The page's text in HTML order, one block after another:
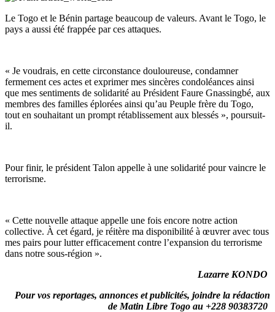
Le Togo et le Bénin partage beaucoup de valeurs. Avant le Togo, le
pays a aussi été frappée par ces attaques.
« Je voudrais, en cette circonstance douloureuse, condamner
fermement ces actes et exprimer mes sincères condoléances ainsi
que mes sentiments de solidarité au Président Faure Gnassingbé, aux
membres des familles éplorées ainsi qu’au Peuple frère du Togo,
tout en souhaitant un prompt rétablissement aux blessés », poursuit-
il.
Pour finir, le président Talon appelle à une solidarité pour vaincre le
terrorisme.
« Cette nouvelle attaque appelle une fois encore notre action
collective. À cet égard, je réitère ma disponibilité à œuvrer avec tous
mes pairs pour lutter efficacement contre l’expansion du terrorisme
dans notre sous-région ».
Lazarre KONDO
Pour vos reportages, annonces et publicités, joindre la rédaction
de Matin Libre Togo au +228 90383720